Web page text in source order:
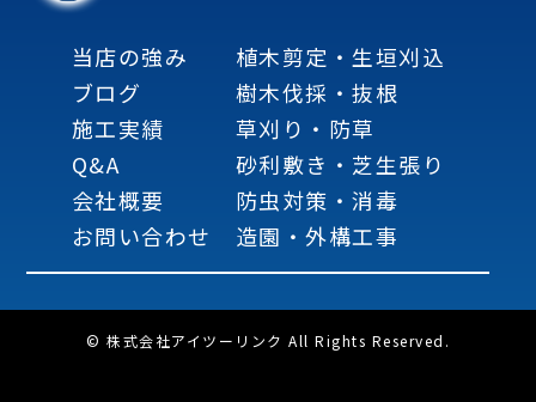
当店の強み
ブログ
施工実績
Q&A
会社概要
お問い合わせ
植木剪定・生垣刈込
樹木伐採・抜根
草刈り・防草
砂利敷き・芝生張り
防虫対策・消毒
造園・外構工事
© 株式会社アイツーリンク All Rights Reserved.